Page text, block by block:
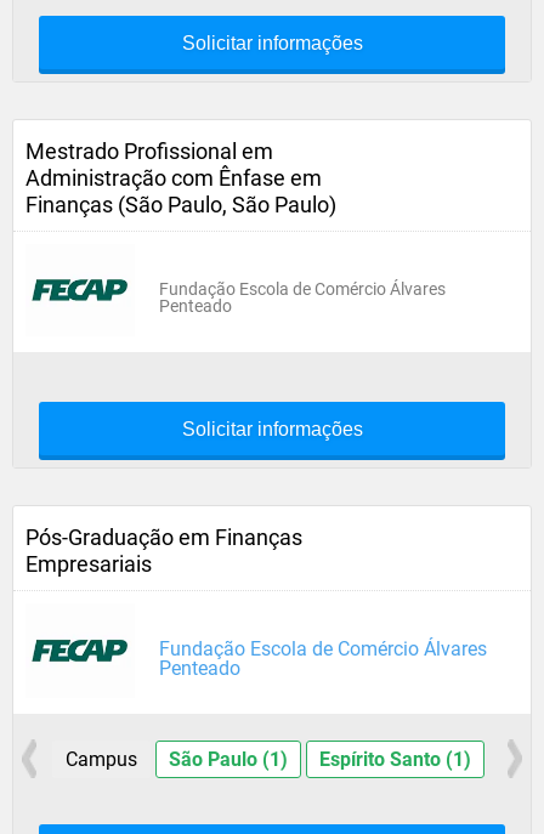
Solicitar informações
Mestrado Profissional em
Administração com Ênfase em
Finanças (São Paulo, São Paulo)
Fundação Escola de Comércio Álvares
Penteado
Solicitar informações
Pós-Graduação em Finanças
Empresariais
Fundação Escola de Comércio Álvares
Penteado
Campus São Paulo (1) Espírito Santo (1)